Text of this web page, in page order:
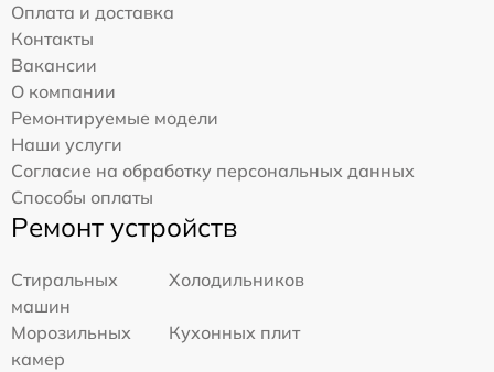
Оплата и доставка
Контакты
Вакансии
О компании
Ремонтируемые модели
Наши услуги
Согласие на обработку персональных данных
Способы оплаты
Ремонт устройств
Стиральных
машин
Холодильников
Морозильных
камер
Кухонных плит